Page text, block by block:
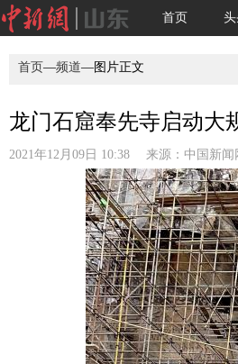
首页 头
首页—频道—图片正文
龙门石窟奉先寺启动大
2021年12月09日 10:38 来源： 中国新闻